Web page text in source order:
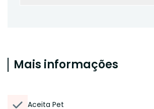
Mais informações
Aceita Pet